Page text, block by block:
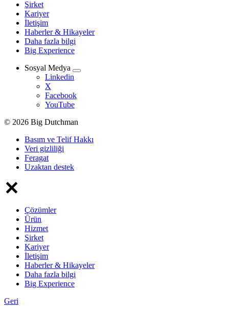
Şirket
Kariyer
İletişim
Haberler & Hikayeler
Daha fazla bilgi
Big Experience
Sosyal Medya
Linkedin
X
Facebook
YouTube
© 2026 Big Dutchman
Basım ve Telif Hakkı
Veri gizliliği
Feragat
Uzaktan destek
Çözümler
Ürün
Hizmet
Şirket
Kariyer
İletişim
Haberler & Hikayeler
Daha fazla bilgi
Big Experience
Geri